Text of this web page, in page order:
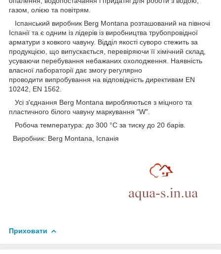
газом, олією та повітрям.
Іспанський виробник Berg Montana розташований на півночі
Іспанії та є одним із лідерів із виробництва трубопровідної
арматури з ковкого чавуну. Відділ якості суворо стежить за
продукцією, що випускається, перевіряючи її хімічний склад,
усуваючи перебування небажаних охолодження. Наявність
власної лабораторії дає змогу регулярно
проводити випробування на відповідність директивам EN
10242, EN 1562.
Усі з'єднання Berg Montana виробляються з міцного та
пластичного білого чавуну маркування "W".
Робоча температура: до 300 °C за тиску до 20 барів.
Виробник: Berg Montana, Іспанія
Приховати